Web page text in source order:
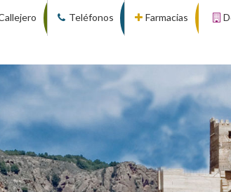
Teléfonos Farmacias